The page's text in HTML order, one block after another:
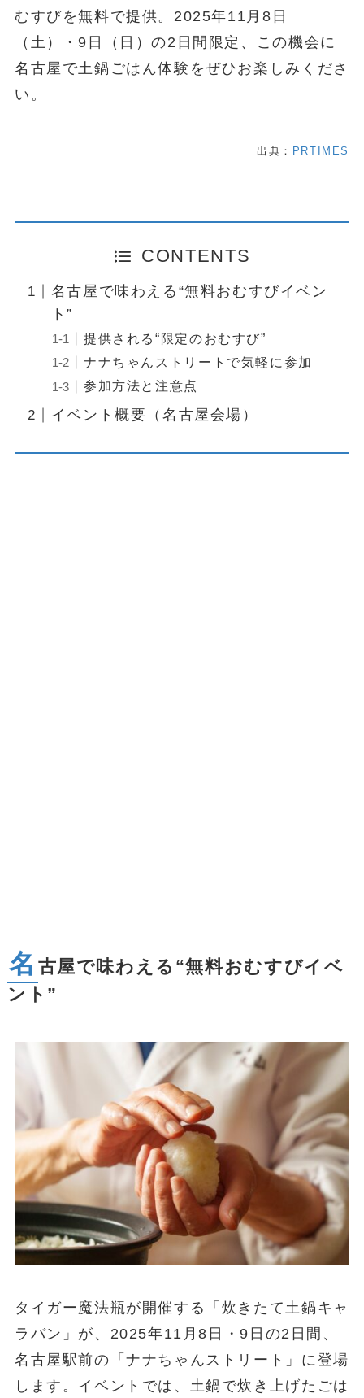
むすびを無料で提供。2025年11月8日
（土）・9日（日）の2日間限定、この機会に
名古屋で土鍋ごはん体験をぜひお楽しみくださ
い。
出典： PRTIMES
CONTENTS
名古屋で味わえる“無料おむすびイベン
ト”
提供される“限定のおむすび”
ナナちゃんストリートで気軽に参加
参加方法と注意点
イベント概要（名古屋会場）
名 古屋で味わえる“無料おむすびイベ
ント”
タイガー魔法瓶が開催する「炊きたて土鍋キャ
ラバン」が、2025年11月8日・9日の2日間、
名古屋駅前の「ナナちゃんストリート」に登場
します。イベントでは、土鍋で炊き上げたごは